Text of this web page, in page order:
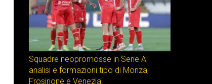
Squadre neopromosse in Serie A:
analisi e formazioni tipo di Monza,
Frosinone e Venezia